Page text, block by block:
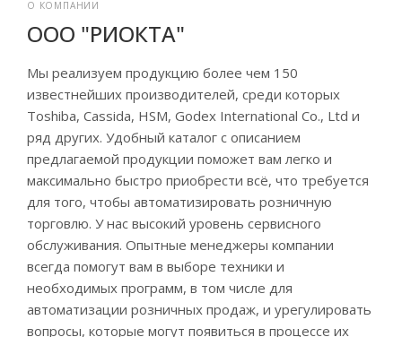
О КОМПАНИИ
ООО "РИОКТА"
Мы реализуем продукцию более чем 150
известнейших производителей, среди которых
Toshiba, Cassida, HSM, Godex International Co., Ltd и
ряд других. Удобный каталог с описанием
предлагаемой продукции поможет вам легко и
максимально быстро приобрести всё, что требуется
для того, чтобы автоматизировать розничную
торговлю. У нас высокий уровень сервисного
обслуживания. Опытные менеджеры компании
всегда помогут вам в выборе техники и
необходимых программ, в том числе для
автоматизации розничных продаж, и урегулировать
вопросы, которые могут появиться в процессе их